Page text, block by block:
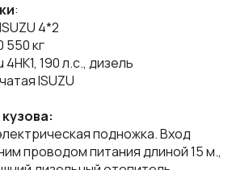
:
4*2
550 кг
190 л.с., дизель
ISUZU
подножка. Вход
проводом питания длиной 15 м.,